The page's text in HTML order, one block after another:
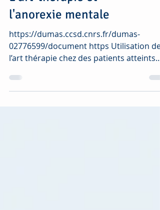
L'art-thérapie et
l'anorexie mentale
https://dumas.ccsd.cnrs.fr/dumas-
l’art thérapie chez des patients atteints
d’anorexie mentale et...